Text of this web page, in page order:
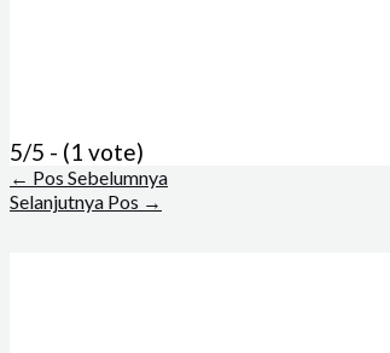
5/5 - (1 vote)
← Pos Sebelumnya
Selanjutnya Pos →